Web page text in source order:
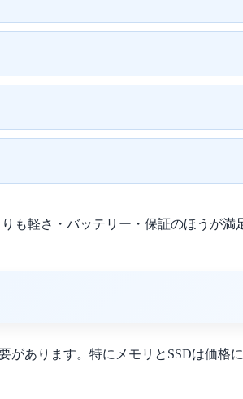
も軽さ・バッテリー・保証のほうが満
あります。特にメモリとSSDは価格